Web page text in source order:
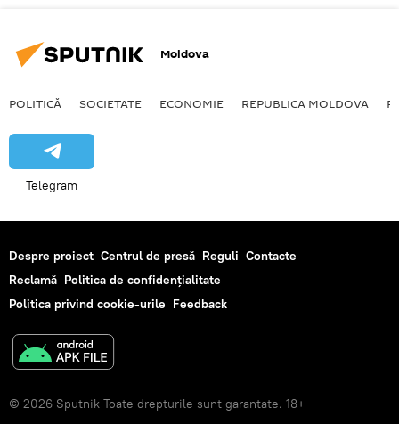
Moldova
POLITICĂ SOCIETATE ECONOMIE REPUBLICA MOLDOVA
Telegram
Despre proiect Centrul de presă Reguli Contacte
Reclamă Politica de confidențialitate
Politica privind cookie-urile Feedback
© 2026 Sputnik Toate drepturile sunt garantate. 18+